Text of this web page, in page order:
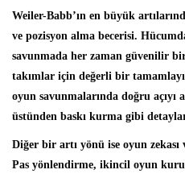
Weiler-Babb’ın en büyük
ve pozisyon alma becerisi.
savunmada her zaman güvenilir
takımlar için değerli bir
oyun savunmalarında doğru açıyı
üstünden baskı kurma gibi
Diğer bir artı yönü ise oyun zekası
Pas yönlendirme, ikincil oyun